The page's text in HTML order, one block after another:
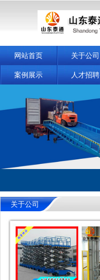
网站首页 关于公司
案例展示 人才招聘
关于公司